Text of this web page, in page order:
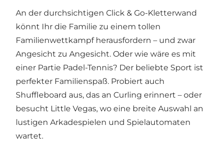
An der durchsichtigen Click & Go-Kletterwand
könnt Ihr die Familie zu einem tollen
Familienwettkampf herausfordern – und zwar
Angesicht zu Angesicht. Oder wie wäre es mit
einer Partie Padel-Tennis? Der beliebte Sport ist
perfekter Familienspaß. Probiert auch
Shuffleboard aus, das an Curling erinnert – oder
besucht Little Vegas, wo eine breite Auswahl an
lustigen Arkadespielen und Spielautomaten
wartet.